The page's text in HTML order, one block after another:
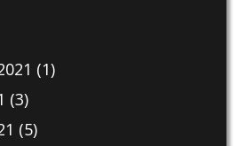
(1)
(3)
(5)